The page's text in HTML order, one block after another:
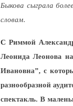
Быкова сыграла
словам.
С Риммой
Леонида Леонова
Ивановна”, с
разнообразной
спектакль. В